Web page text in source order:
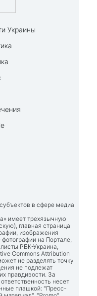
Украины
в сфере медиа
имеет трехязычную
главная страница
изображения
на Портале,
РБК-Украина,
Commons Attribution
не разделять точку
не подлежат
правдивости. За
несет
плашкой: "Пресс-